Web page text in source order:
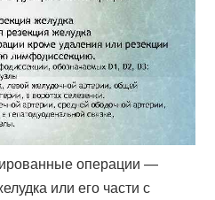
операции —
или его части с